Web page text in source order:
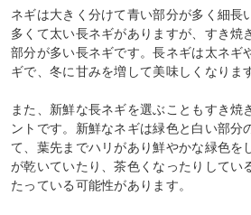
ネギは大きく分けて青い部分が多く細長
多くて太い長ネギがありますが、すき焼
部分が多い長ネギです。長ネギは太ネギ
ギで、冬に甘みを増して美味しくなりま
また、新鮮な長ネギを選ぶこともすき焼
ントです。新鮮なネギは緑色と白い部分
て、葉先までハリがあり鮮やかな緑色を
が乾いていたり、茶色くなったりしてい
たっている可能性があります。